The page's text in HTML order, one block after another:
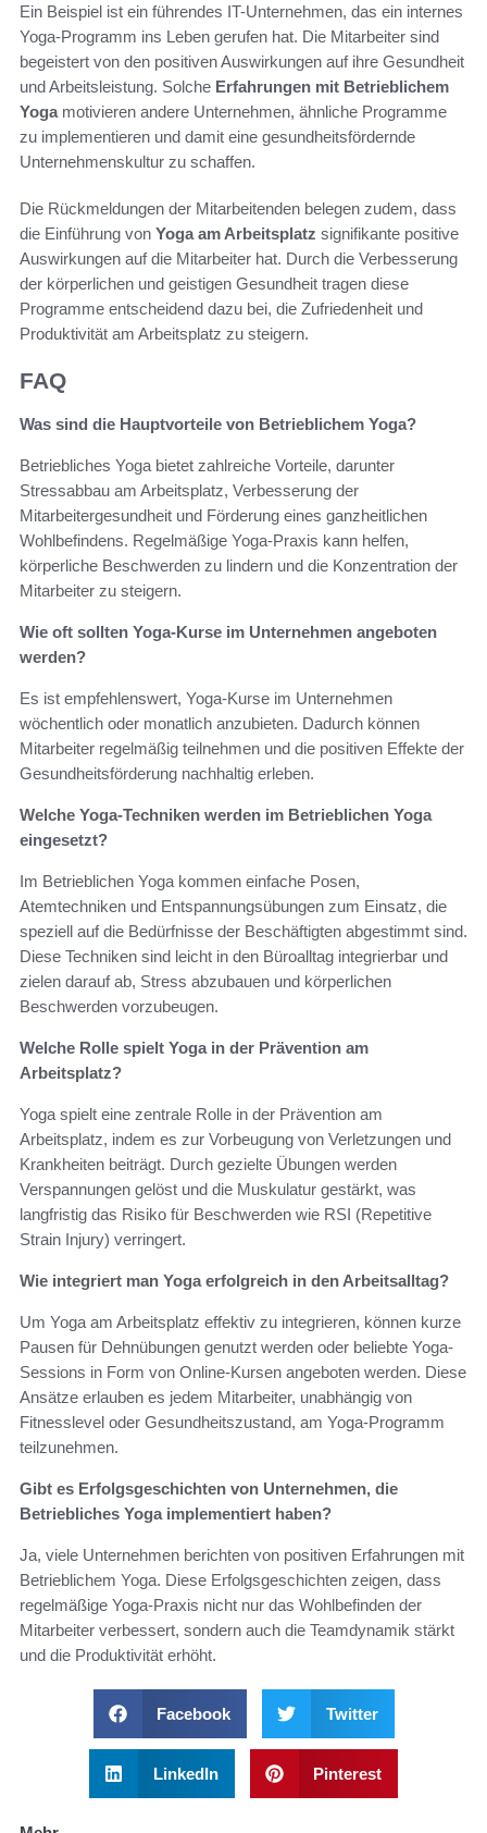
Ein Beispiel ist ein führendes IT-Unternehmen, das ein internes
Yoga-Programm ins Leben gerufen hat. Die Mitarbeiter sind
begeistert von den positiven Auswirkungen auf ihre Gesundheit
und Arbeitsleistung. Solche Erfahrungen mit Betrieblichem
Yogamotivieren andere Unternehmen, ähnliche Programme
zu implementieren und damit eine gesundheitsfördernde
Unternehmenskultur zu schaffen.
Die Rückmeldungen der Mitarbeitenden belegen zudem, dass
die Einführung von Yoga am Arbeitsplatz signifikante positive
Auswirkungen auf die Mitarbeiter hat. Durch die Verbesserung
der körperlichen und geistigen Gesundheit tragen diese
Programme entscheidend dazu bei, die Zufriedenheit und
Produktivität am Arbeitsplatz zu steigern.
FAQ
Was sind die Hauptvorteile von Betrieblichem Yoga?
Betriebliches Yoga bietet zahlreiche Vorteile, darunter
Stressabbau am Arbeitsplatz, Verbesserung der
Mitarbeitergesundheit und Förderung eines ganzheitlichen
Wohlbefindens. Regelmäßige Yoga-Praxis kann helfen,
körperliche Beschwerden zu lindern und die Konzentration der
Mitarbeiter zu steigern.
Wie oft sollten Yoga-Kurse im Unternehmen angeboten
werden?
Es ist empfehlenswert, Yoga-Kurse im Unternehmen
wöchentlich oder monatlich anzubieten. Dadurch können
Mitarbeiter regelmäßig teilnehmen und die positiven Effekte der
Gesundheitsförderung nachhaltig erleben.
Welche Yoga-Techniken werden im Betrieblichen Yoga
eingesetzt?
Im Betrieblichen Yoga kommen einfache Posen,
Atemtechniken und Entspannungsübungen zum Einsatz, die
speziell auf die Bedürfnisse der Beschäftigten abgestimmt sind.
Diese Techniken sind leicht in den Büroalltag integrierbar und
zielen darauf ab, Stress abzubauen und körperlichen
Beschwerden vorzubeugen.
Welche Rolle spielt Yoga in der Prävention am
Arbeitsplatz?
Yoga spielt eine zentrale Rolle in der Prävention am
Arbeitsplatz, indem es zur Vorbeugung von Verletzungen und
Krankheiten beiträgt. Durch gezielte Übungen werden
Verspannungen gelöst und die Muskulatur gestärkt, was
langfristig das Risiko für Beschwerden wie RSI (Repetitive
Strain Injury) verringert.
Wie integriert man Yoga erfolgreich in den Arbeitsalltag?
Um Yoga am Arbeitsplatz effektiv zu integrieren, können kurze
Pausen für Dehnübungen genutzt werden oder beliebte Yoga-
Sessions in Form von Online-Kursen angeboten werden. Diese
Ansätze erlauben es jedem Mitarbeiter, unabhängig von
Fitnesslevel oder Gesundheitszustand, am Yoga-Programm
teilzunehmen.
Gibt es Erfolgsgeschichten von Unternehmen, die
Betriebliches Yoga implementiert haben?
Ja, viele Unternehmen berichten von positiven Erfahrungen mit
Betrieblichem Yoga. Diese Erfolgsgeschichten zeigen, dass
regelmäßige Yoga-Praxis nicht nur das Wohlbefinden der
Mitarbeiter verbessert, sondern auch die Teamdynamik stärkt
und die Produktivität erhöht.
Facebook Twitter
LinkedIn Pinterest